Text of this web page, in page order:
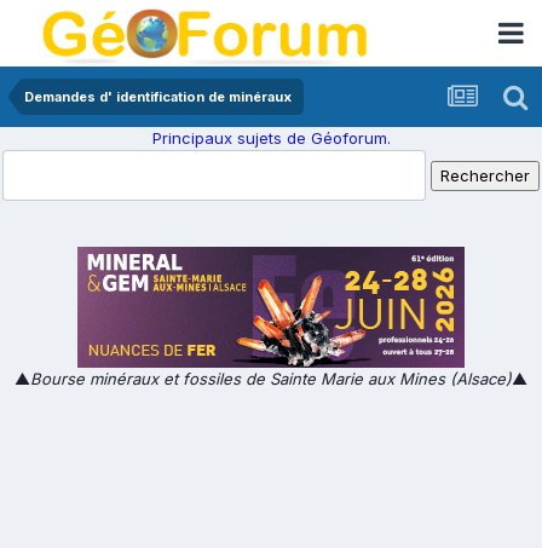
Demandes d' identification de minéraux
Principaux sujets de Géoforum.
▲Bourse minéraux et fossiles de Sainte Marie aux Mines (Alsace)▲